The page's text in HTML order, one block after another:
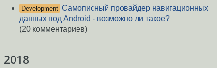
Development Самописный провайдер навигационных
данных под Android - возможно ли такое?
(20 комментариев)
2018